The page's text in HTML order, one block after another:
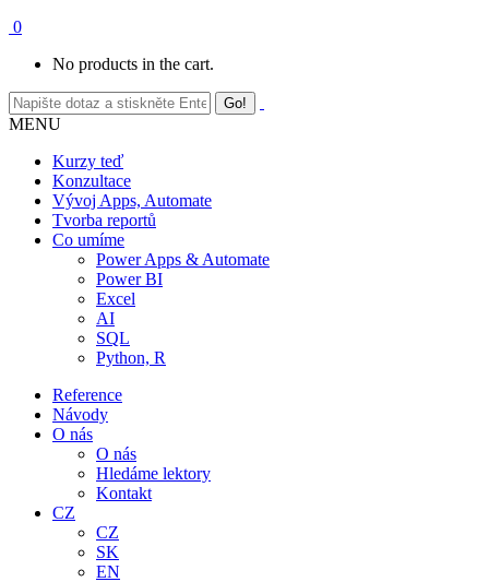
0
No products in the cart.
MENU
Kurzy teď
Konzultace
Vývoj Apps, Automate
Tvorba reportů
Co umíme
Power Apps & Automate
Power BI
Excel
AI
SQL
Python, R
Reference
Návody
O nás
O nás
Hledáme lektory
Kontakt
CZ
CZ
SK
EN